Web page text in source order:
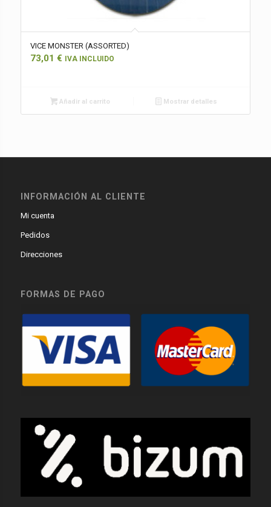
VICE MONSTER (ASSORTED)
73,01 € IVA INCLUIDO
Añadir al carrito Mostrar detalles
INFORMACIÓN AL CLIENTE
Mi cuenta
Pedidos
Direcciones
FORMAS DE PAGO